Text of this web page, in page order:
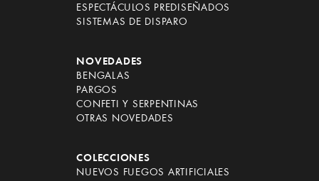
ESPECTÁCULOS PREDISEÑADOS
SISTEMAS DE DISPARO
NOVEDADES
BENGALAS
PARGOS
CONFETI Y SERPENTINAS
OTRAS NOVEDADES
COLECCIONES
NUEVOS FUEGOS ARTIFICIALES